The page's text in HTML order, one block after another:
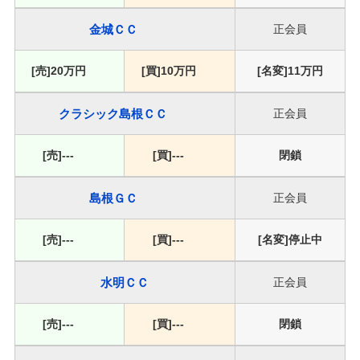
金城ＣＣ 正会員
20万円 10万円 11万円
クラシック島根ＣＣ 正会員
--- --- 閉鎖
島根ＧＣ 正会員
--- --- 停止中
水明ＣＣ 正会員
--- --- 閉鎖